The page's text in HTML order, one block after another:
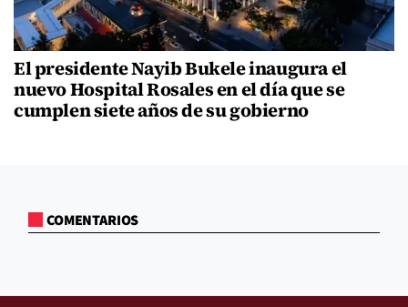
El presidente Nayib Bukele inaugura el
nuevo Hospital Rosales en el día que se
cumplen siete años de su gobierno
COMENTARIOS